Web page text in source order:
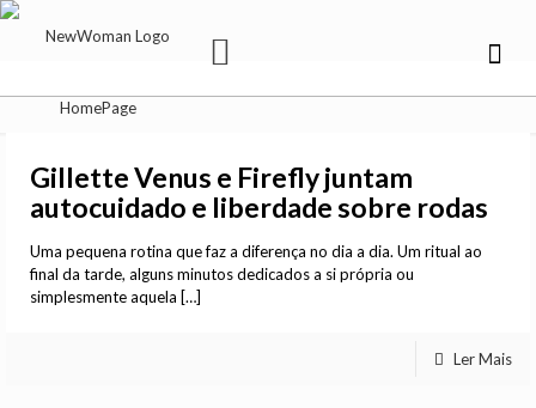
Gillette Venus e Firefly juntam
autocuidado e liberdade sobre rodas
Uma pequena rotina que faz a diferença no dia a dia. Um ritual ao
final da tarde, alguns minutos dedicados a si própria ou
simplesmente aquela […]
Ler Mais